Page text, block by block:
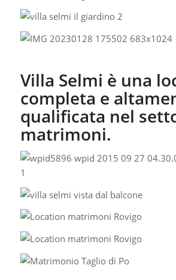
Villa Selmi è una
completa e
qualificata nel
matrimoni.